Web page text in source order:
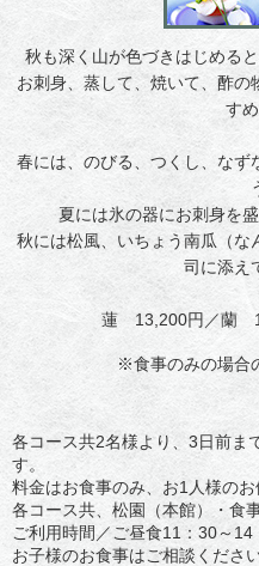
秋も深く山が色づきはじめる
お刺身、蒸して、焼いて、酢
すめ
春には、のびる、つくし、なず
夏には氷の器にお刺身を
秋には松風、いちょう南瓜（
司に添え
蓮 13,200円／蘭
※食事のみの場合
各コース共2名様より、3日前ま
す。
料金はお食事のみ、お1人様のお
各コース共、松園（本館）・食
ご利用時間／ご昼食11：30～
お子様のお食事はご相談ください